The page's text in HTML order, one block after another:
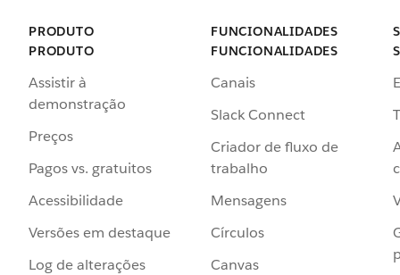
PRODUTO
PRODUTO
Assistir à
demonstração
Preços
Pagos vs. gratuitos
Acessibilidade
Versões em destaque
Log de alterações
FUNCIONALIDADES
FUNCIONALIDADES
Canais
Slack Connect
Criador de fluxo de
trabalho
Mensagens
Círculos
Canvas